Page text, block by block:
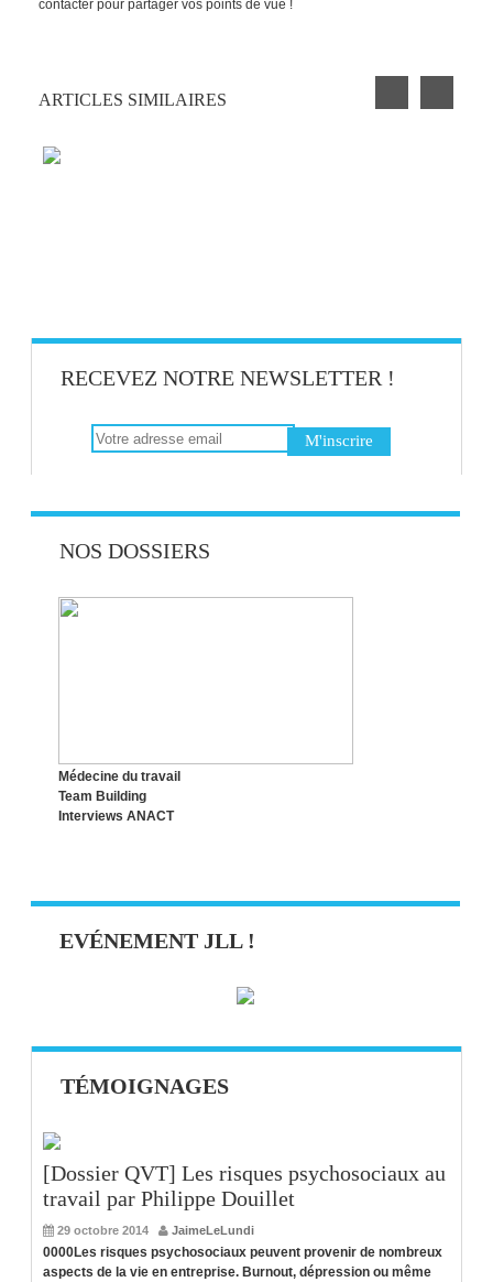
contacter pour partager vos points de vue !
ARTICLES SIMILAIRES
RECEVEZ NOTRE NEWSLETTER !
NOS DOSSIERS
Médecine du travail
Team Building
Interviews ANACT
EVÉNEMENT JLL !
TÉMOIGNAGES
[Dossier QVT] Les risques psychosociaux au
travail par Philippe Douillet
29 octobre 2014 JaimeLeLundi
0000Les risques psychosociaux peuvent provenir de nombreux
aspects de la vie en entreprise. Burnout, dépression ou même